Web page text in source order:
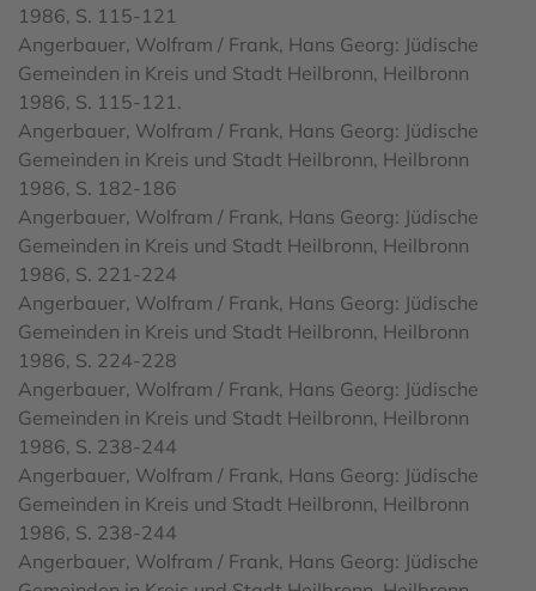
1986, S. 115-121
Angerbauer, Wolfram / Frank, Hans Georg: Jüdische
Gemeinden in Kreis und Stadt Heilbronn, Heilbronn
1986, S. 115-121.
Angerbauer, Wolfram / Frank, Hans Georg: Jüdische
Gemeinden in Kreis und Stadt Heilbronn, Heilbronn
1986, S. 182-186
Angerbauer, Wolfram / Frank, Hans Georg: Jüdische
Gemeinden in Kreis und Stadt Heilbronn, Heilbronn
1986, S. 221-224
Angerbauer, Wolfram / Frank, Hans Georg: Jüdische
Gemeinden in Kreis und Stadt Heilbronn, Heilbronn
1986, S. 224-228
Angerbauer, Wolfram / Frank, Hans Georg: Jüdische
Gemeinden in Kreis und Stadt Heilbronn, Heilbronn
1986, S. 238-244
Angerbauer, Wolfram / Frank, Hans Georg: Jüdische
Gemeinden in Kreis und Stadt Heilbronn, Heilbronn
1986, S. 238-244
Angerbauer, Wolfram / Frank, Hans Georg: Jüdische